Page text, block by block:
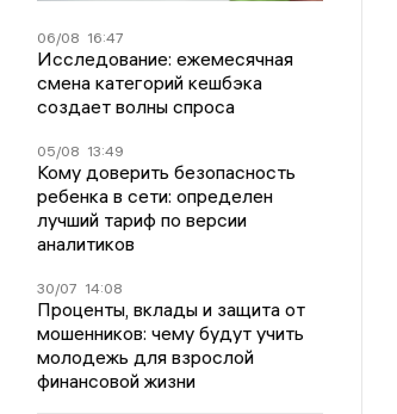
06/08 16:47
Исследование: ежемесячная
смена категорий кешбэка
создает волны спроса
05/08 13:49
Кому доверить безопасность
ребенка в сети: определен
лучший тариф по версии
аналитиков
30/07 14:08
Проценты, вклады и защита от
мошенников: чему будут учить
молодежь для взрослой
финансовой жизни